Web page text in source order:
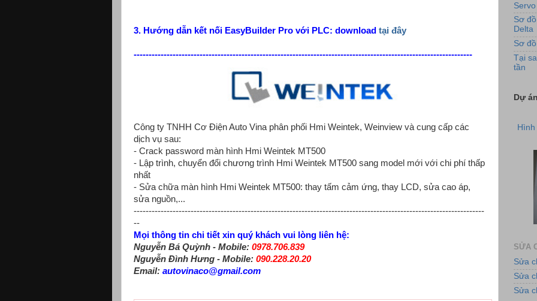
3. Hướng dẫn kết nối EasyBuilder Pro với PLC: download tại đây
-----------------------------------------------------------------------------------------------------------------
Công ty TNHH Cơ Điện Auto Vina phân phối Hmi Weintek, Weinview và cung cấp các
dịch vụ sau:
- Crack password màn hình Hmi Weintek MT500
- Lập trình, chuyển đổi chương trình Hmi Weintek MT500 sang model mới với chi phí thấp
nhất
- Sửa chữa màn hình Hmi Weintek MT500: thay tấm cảm ứng, thay LCD, sửa cao áp,
sửa nguồn,...
---------------------------------------------------------------------------------------------------------------------
--
Mọi thông tin chi tiết xin quý khách vui lòng liên hệ:
Nguyễn Bá Quỳnh - Mobile: 0978.706.839
Nguyễn Đình Hưng - Mobile: 090.228.20.20
Email: autovinaco@gmail.com
Sơ
Delta
Sơ
Tại
tần
Dự
Hình
SỬA
Sửa
Sửa
Sửa